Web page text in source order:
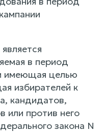
в период
имеющая целью
избирателей к
кандидатов,
или против него
закона N